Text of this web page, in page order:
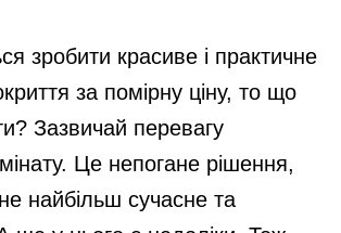
зробити красиве і практичне
за помірну ціну, то що
Зазвичай перевагу
Це непогане рішення,
найбільш сучасне та